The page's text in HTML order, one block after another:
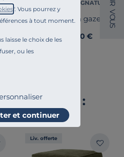
". Vous pourrez y
à tout moment.
laisse le choix de les
ou les
et continuer
CAMIF SIGNATURE
Coussin gaze de
Dès 25,00 €
OFFRE :
Liv. offerte
R
V
O
U
S